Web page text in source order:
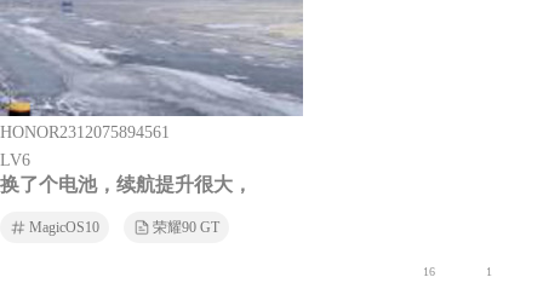
HONOR2312075894561
LV6
换了个电池，续航提升很大，
MagicOS10 荣耀90 GT
16 1